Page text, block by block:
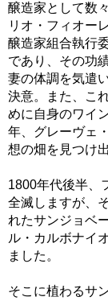
醸造家として数
リオ・フィオー
醸造家組合執行
であり、その功
妻の体調を気遣
決意。また、こ
めに自身のワイ
年、グレーヴェ
想の畑を見つけ
1800年代後半、
全滅しますが、
れたサンジョベ
ル・カルボナイ
ました。
そこに植わるサ